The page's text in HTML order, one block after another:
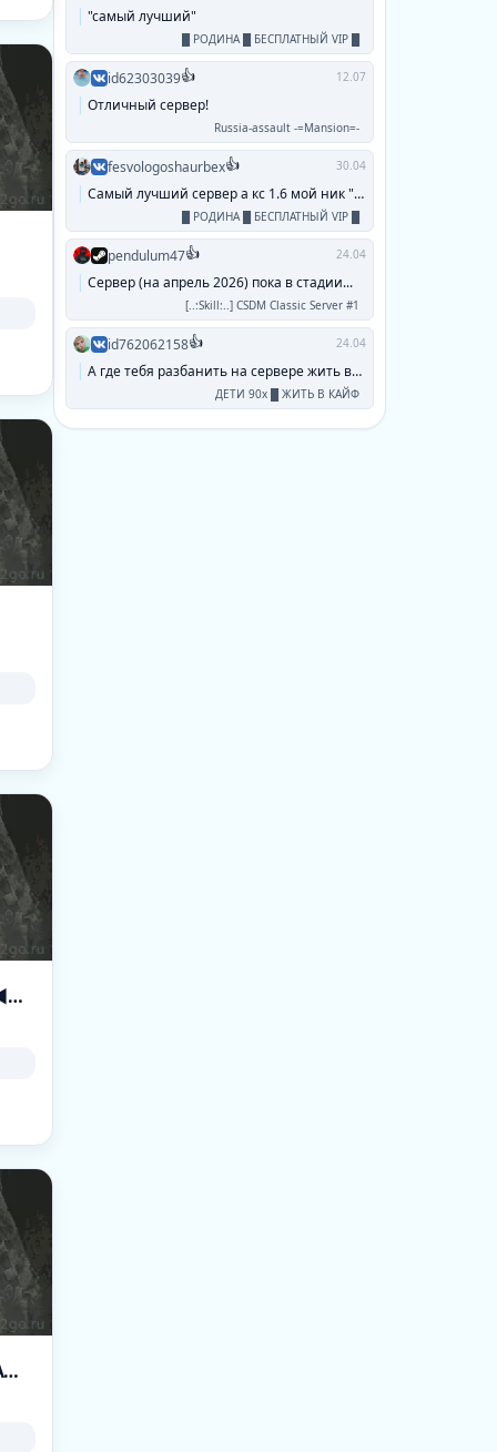
PERFECT FOX █►►► ЛИCИЧKA ЖДET TEБЯ ◄◄◄█
Z -=ZLOY-#5-Deathmatch-(de_dust2)-[ZLOYGAMES.COM]=-
"самый лучший"
█ РОДИНА █ БЕСПЛАТНЫЙ VIP █
id62303039👍 12.07
Отличный сервер!
Russia-assault -=Mansion=-
fesvologoshaurbex👍 30.04
Самый лучший сервер а кс 1.6 мой ник "паук...
█ РОДИНА █ БЕСПЛАТНЫЙ VIP █
pendulum47👍 24.04
Сервер (на апрель 2026) пока в стадии...
[..:Skill:..] CSDM Classic Server #1
id762062158👍 24.04
А где тебя разбанить на сервере жить в кайф...
ДЕТИ 90х █ ЖИТЬ В КАЙФ